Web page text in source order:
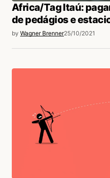
Africa/Tag Itaú:
de pedágios e
by Wagner Brenner25/10/2021